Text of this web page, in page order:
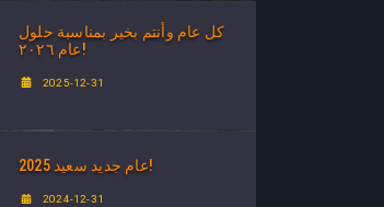
كل عام وأنتم بخير بمناسبة حلول
عام ٢٠٢٦!
2025-12-31
عام جديد سعيد 2025!
2024-12-31